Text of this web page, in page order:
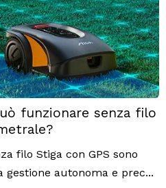
funzionare senza filo
filo Stiga con GPS sono
autonoma e prec...